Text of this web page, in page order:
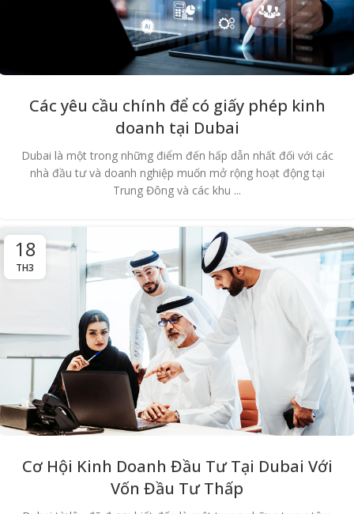
Các yêu cầu chính để có giấy phép kinh
doanh tại Dubai
Dubai là một trong những điểm đến hấp dẫn nhất đối với các
nhà đầu tư và doanh nghiệp muốn mở rộng hoạt động tại
Trung Đông và các khu ...
18
TH3
Cơ Hội Kinh Doanh Đầu Tư Tại Dubai Với
Vốn Đầu Tư Thấp